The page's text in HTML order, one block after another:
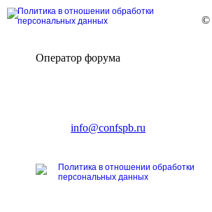
Политика в отношении обработки
персональных данных
©
Оператор форума
E-mail:info@confspb.ru
Политика в отношении обработки
персональных данных